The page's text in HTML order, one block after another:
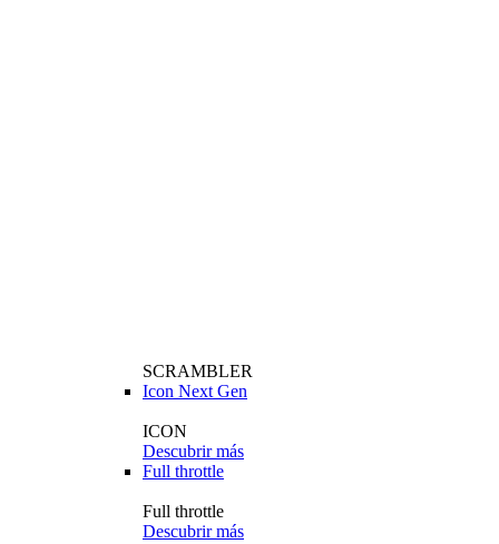
SCRAMBLER
Icon Next Gen
ICON
Descubrir más
Full throttle
Full throttle
Descubrir más